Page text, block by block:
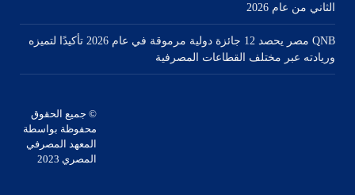
الثاني من عام 2026
QNB مصر يحصد 12 جائزة دولية مرموقة في عام 2026 تأكيدًا لتميزه
وريادته عبر مختلف القطاعات المصرفية
© جميع الحقوق
محفوظة بواسطة
المعهد المصرفي
المصري 2023